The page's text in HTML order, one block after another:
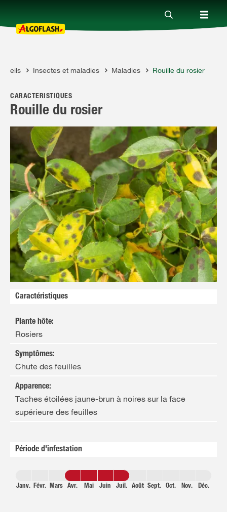
Nos produits
Conseils
Thèmes
Qui sommes-nous ?
Promotions
Insectes et maladies Maladies Rouille du rosier
CARACTÉRISTIQUES
Rouille du rosier
Caractéristiques
Plante hôte:
Rosiers
Symptômes:
Chute des feuilles
Apparence:
Taches étoilées jaune-brun à noires sur la face
supérieure des feuilles
Période d'infestation
Janv. Févr. Mars Avr. Mai Juin Juil. Août Sept. Oct. Nov. Déc.